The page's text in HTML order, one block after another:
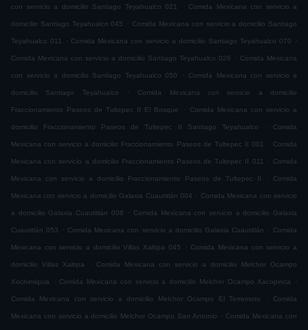
con servicio a domicilio Santiago Teyahualco 021 . Comida Mexicana con servicio a
domicilio Santiago Teyahualco 045 . Comida Mexicana con servicio a domicilio Santiago
Teyahualco 011 . Comida Mexicana con servicio a domicilio Santiago Teyahualco 070 .
Comida Mexicana con servicio a domicilio Santiago Teyahualco 026 . Comida Mexicana
con servicio a domicilio Santiago Teyahualco 050 . Comida Mexicana con servicio a
domicilio Santiago Teyahualco . Comida Mexicana con servicio a domicilio
Fraccionamiento Paseos de Tultepec II El Bosque . Comida Mexicana con servicio a
domicilio Fraccionamiento Paseos de Tultepec II Santiago Teyahualco . Comida
Mexicana con servicio a domicilio Fraccionamiento Paseos de Tultepec II 001 . Comida
Mexicana con servicio a domicilio Fraccionamiento Paseos de Tultepec II 011 . Comida
Mexicana con servicio a domicilio Fraccionamiento Paseos de Tultepec II . Comida
Mexicana con servicio a domicilio Galaxia Cuautitlán 004 . Comida Mexicana con servicio
a domicilio Galaxia Cuautitlán 006 . Comida Mexicana con servicio a domicilio Galaxia
Cuautitlán 053 . Comida Mexicana con servicio a domicilio Galaxia Cuautitlán . Comida
Mexicana con servicio a domicilio Villas Xaltipa 045 . Comida Mexicana con servicio a
domicilio Villas Xaltipa . Comida Mexicana con servicio a domicilio Melchor Ocampo
Xochimiquia . Comida Mexicana con servicio a domicilio Melchor Ocampo Xacopinca .
Comida Mexicana con servicio a domicilio Melchor Ocampo El Terremoto . Comida
Mexicana con servicio a domicilio Melchor Ocampo San Antonio . Comida Mexicana con